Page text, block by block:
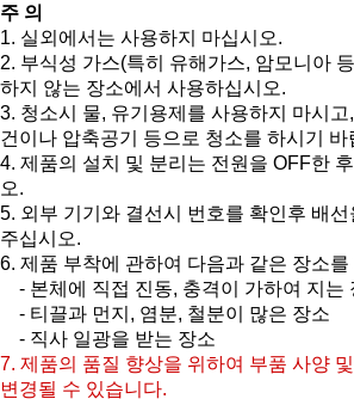
주 의
1. 실외에서는 사용하지 마십시오.
2. 부식성 가스(특히 유해가스, 암모니아
하지 않는 장소에서 사용하십시오.
3. 청소시 물, 유기용제를 사용하지 마시
건이나 압축공기 등으로 청소를 하시기 바
4. 제품의 설치 및 분리는 전원을 OFF한
오.
5. 외부 기기와 결선시 번호를 확인후 배
주십시오.
6. 제품 부착에 관하여 다음과 같은 장소
- 본체에 직접 진동, 충격이 가하여 지는
- 티끌과 먼지, 염분, 철분이 많은 장소
- 직사 일광을 받는 장소
7. 제품의 품질 향상을 위하여 부품 사양
변경될 수 있습니다.